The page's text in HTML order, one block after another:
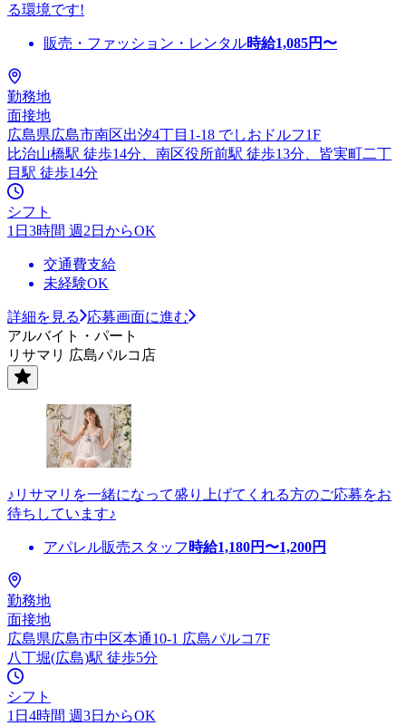
る環境です!
販売・ファッション・レンタル時給1,085円〜
勤務地
面接地
広島県広島市南区出汐4丁目1-18 でしおドルフ1F
比治山橋駅 徒歩14分、南区役所前駅 徒歩13分、皆実町二丁
目駅 徒歩14分
シフト
1日3時間 週2日からOK
交通費支給
未経験OK
詳細を見る
応募画面に進む
アルバイト・パート
リサマリ 広島パルコ店
♪リサマリを一緒になって盛り上げてくれる方のご応募をお
待ちしています♪
アパレル販売スタッフ 時給1,180円〜1,200円
勤務地
面接地
広島県広島市中区本通10-1 広島パルコ7F
八丁堀(広島)駅 徒歩5分
シフト
1日4時間 週3日からOK